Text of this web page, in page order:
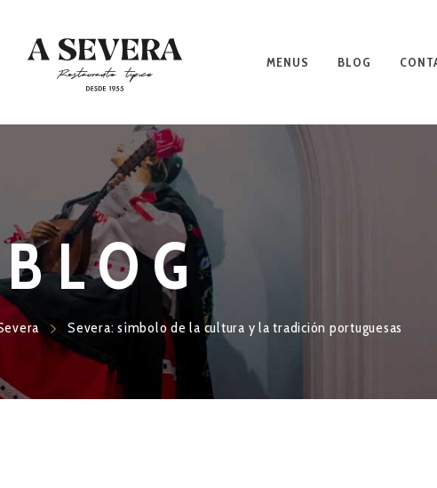
MENUS BLOG
BLOG
Severa: símbolo de la cultura y la tradición portuguesas